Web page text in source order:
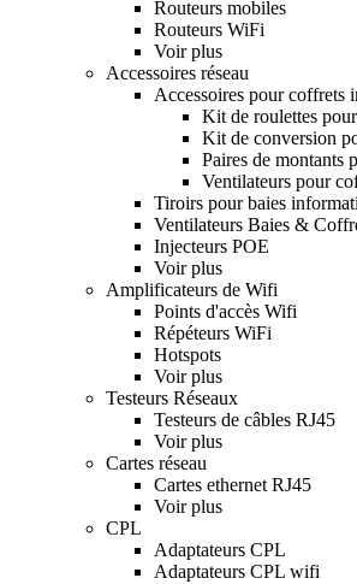
Routeurs mobiles
Routeurs WiFi
Voir plus
Accessoires réseau
Accessoires pour coffrets
Kit de roulettes
Kit de conversion
Paires de montants
Ventilateurs pour
Tiroirs pour baies
Ventilateurs Baies &
Injecteurs POE
Voir plus
Amplificateurs de Wifi
Points d'accès Wifi
Répéteurs WiFi
Hotspots
Voir plus
Testeurs Réseaux
Testeurs de câbles RJ45
Voir plus
Cartes réseau
Cartes ethernet RJ45
Voir plus
CPL
Adaptateurs CPL
Adaptateurs CPL wifi